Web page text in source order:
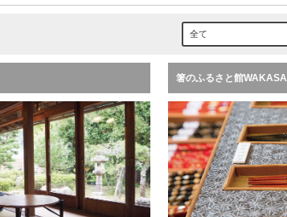
箸のふるさと館WAKASA